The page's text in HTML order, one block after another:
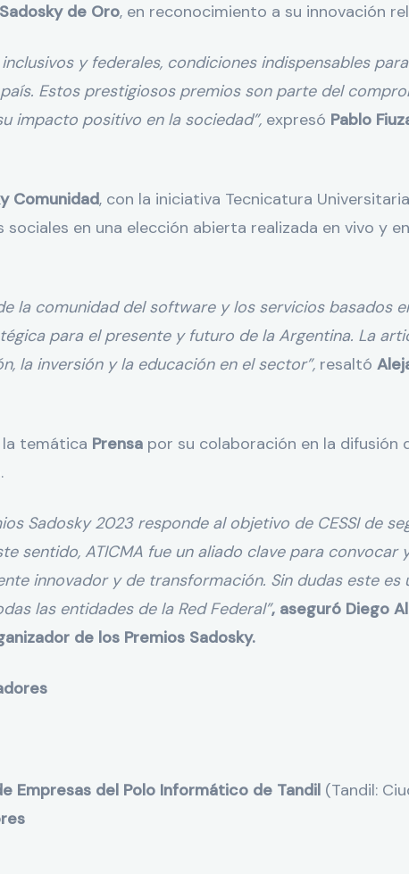
Sadosky de Oro, en reconocimiento a su innovación
y federales, condiciones indispensables
Estos prestigiosos premios son parte del
impacto positivo en la sociedad”, expresó Pablo
Comunidad, con la iniciativa Tecnicatura
en una elección abierta realizada en vivo y
la comunidad del software y los servicios basados
para el presente y futuro de la Argentina. La
la inversión y la educación en el sector”, resaltó
temática Prensa por su colaboración en la difusión
Sadosky 2023 responde al objetivo de CESSI de
sentido, ATICMA fue un aliado clave para convocar
innovador y de transformación. Sin dudas este es
las entidades de la Red Federal”, aseguró Diego
de los Premios Sadosky.
Empresas del Polo Informático de Tandil (Tandil: